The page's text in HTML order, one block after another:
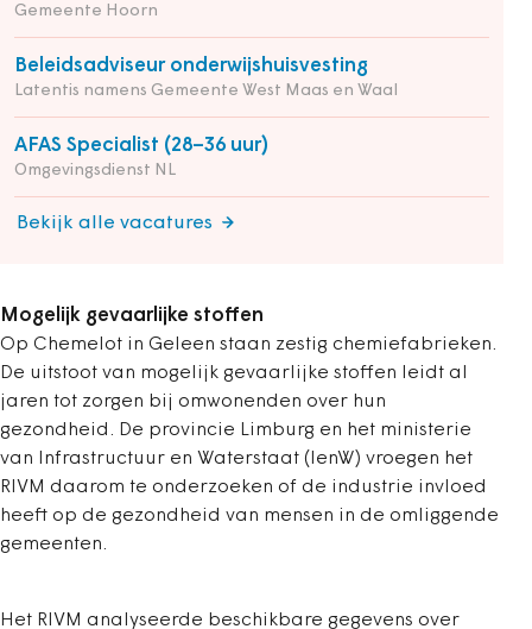
Gemeente Hoorn
Beleidsadviseur onderwijshuisvesting
Latentis namens Gemeente West Maas en Waal
AFAS Specialist (28–36 uur)
Omgevingsdienst NL
Bekijk alle vacatures
Mogelijk gevaarlijke stoffen
Op Chemelot in Geleen staan zestig chemiefabrieken.
De uitstoot van mogelijk gevaarlijke stoffen leidt al
jaren tot zorgen bij omwonenden over hun
gezondheid. De provincie Limburg en het ministerie
van Infrastructuur en Waterstaat (IenW) vroegen het
RIVM daarom te onderzoeken of de industrie invloed
heeft op de gezondheid van mensen in de omliggende
gemeenten.
Het RIVM analyseerde beschikbare gegevens over